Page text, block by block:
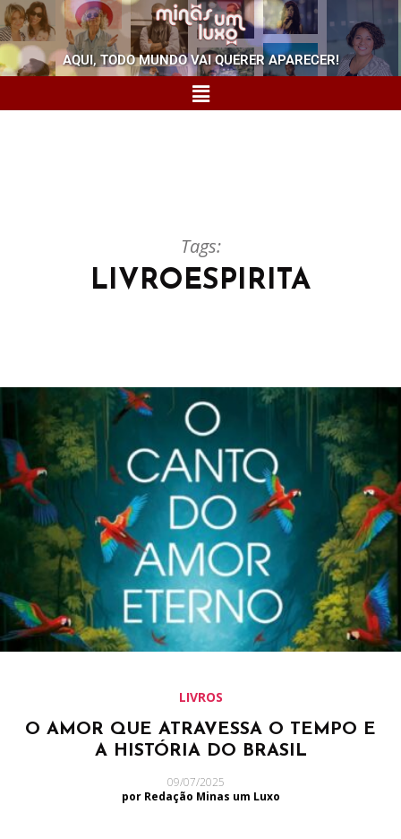
AQUI, TODO MUNDO VAI QUERER APARECER!
Tags:
LIVROESPIRITA
LIVROS
O AMOR QUE ATRAVESSA O TEMPO E
A HISTÓRIA DO BRASIL
09/07/2025
por Redação Minas um Luxo